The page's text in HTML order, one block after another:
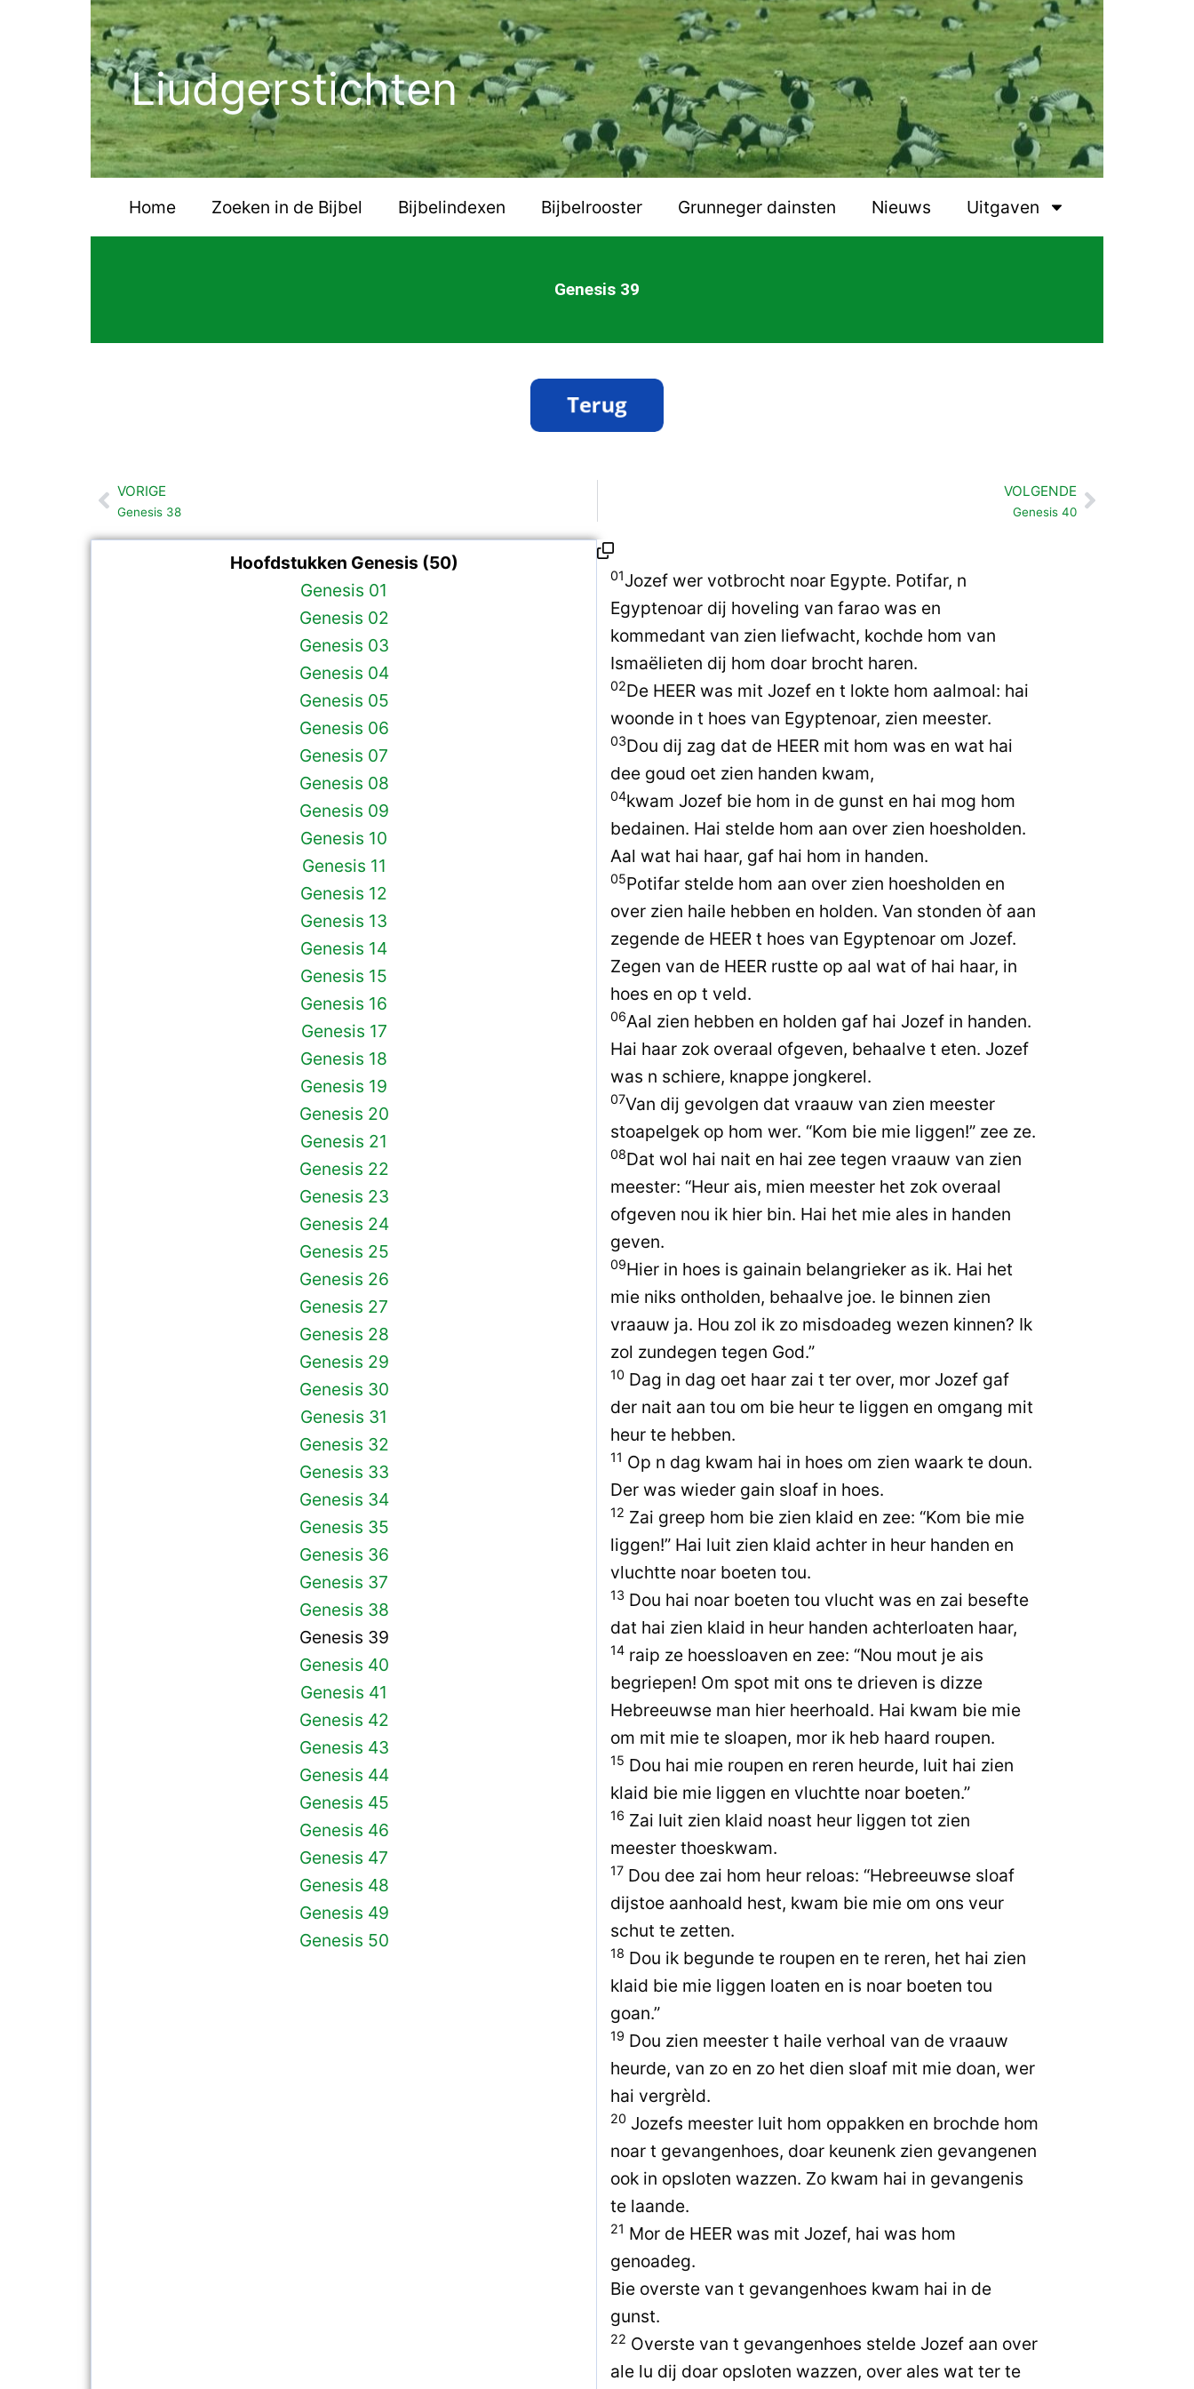
Liudgerstichten
Home Zoeken in de Bijbel Bijbelindexen Bijbelrooster Grunneger dainsten Nieuws Uitgaven
Genesis 39
Vorige
VORIGE
Genesis 38
VOLGENDE
Genesis 40Volgende
Hoofdstukken Genesis (50)
Genesis 01
Genesis 02
Genesis 03
Genesis 04
Genesis 05
Genesis 06
Genesis 07
Genesis 08
Genesis 09
Genesis 10
Genesis 11
Genesis 12
Genesis 13
Genesis 14
Genesis 15
Genesis 16
Genesis 17
Genesis 18
Genesis 19
Genesis 20
Genesis 21
Genesis 22
Genesis 23
Genesis 24
Genesis 25
Genesis 26
Genesis 27
Genesis 28
Genesis 29
Genesis 30
Genesis 31
Genesis 32
Genesis 33
Genesis 34
Genesis 35
Genesis 36
Genesis 37
Genesis 38
Genesis 39
Genesis 40
Genesis 41
Genesis 42
Genesis 43
Genesis 44
Genesis 45
Genesis 46
Genesis 47
Genesis 48
Genesis 49
Genesis 50
01Jozef wer votbrocht noar Egypte. Potifar, n
Egyptenoar dij hoveling van farao was en
kommedant van zien liefwacht, kochde hom van
Ismaëlieten dij hom doar brocht haren.
02De HEER was mit Jozef en t lokte hom aalmoal: hai
woonde in t hoes van Egyptenoar, zien meester.
03Dou dij zag dat de HEER mit hom was en wat hai
dee goud oet zien handen kwam,
04kwam Jozef bie hom in de gunst en hai mog hom
bedainen. Hai stelde hom aan over zien hoesholden.
Aal wat hai haar, gaf hai hom in handen.
05Potifar stelde hom aan over zien hoesholden en
over zien haile hebben en holden. Van stonden òf aan
zegende de HEER t hoes van Egyptenoar om Jozef.
Zegen van de HEER rustte op aal wat of hai haar, in
hoes en op t veld.
06Aal zien hebben en holden gaf hai Jozef in handen.
Hai haar zok overaal ofgeven, behaalve t eten. Jozef
was n schiere, knappe jongkerel.
07Van dij gevolgen dat vraauw van zien meester
stoapelgek op hom wer. “Kom bie mie liggen!” zee ze.
08Dat wol hai nait en hai zee tegen vraauw van zien
meester: “Heur ais, mien meester het zok overaal
ofgeven nou ik hier bin. Hai het mie ales in handen
geven.
09Hier in hoes is gainain belangrieker as ik. Hai het
mie niks ontholden, behaalve joe. Ie binnen zien
vraauw ja. Hou zol ik zo misdoadeg wezen kinnen? Ik
zol zundegen tegen God.”
10 Dag in dag oet haar zai t ter over, mor Jozef gaf
der nait aan tou om bie heur te liggen en omgang mit
heur te hebben.
11 Op n dag kwam hai in hoes om zien waark te doun.
Der was wieder gain sloaf in hoes.
12 Zai greep hom bie zien klaid en zee: “Kom bie mie
liggen!” Hai luit zien klaid achter in heur handen en
vluchtte noar boeten tou.
13 Dou hai noar boeten tou vlucht was en zai besefte
dat hai zien klaid in heur handen achterloaten haar,
14 raip ze hoessloaven en zee: “Nou mout je ais
begriepen! Om spot mit ons te drieven is dizze
Hebreeuwse man hier heerhoald. Hai kwam bie mie
om mit mie te sloapen, mor ik heb haard roupen.
15 Dou hai mie roupen en reren heurde, luit hai zien
klaid bie mie liggen en vluchtte noar boeten.”
16 Zai luit zien klaid noast heur liggen tot zien
meester thoeskwam.
17 Dou dee zai hom heur reloas: “Hebreeuwse sloaf
dijstoe aanhoald hest, kwam bie mie om ons veur
schut te zetten.
18 Dou ik begunde te roupen en te reren, het hai zien
klaid bie mie liggen loaten en is noar boeten tou
goan.”
19 Dou zien meester t haile verhoal van de vraauw
heurde, van zo en zo het dien sloaf mit mie doan, wer
hai vergrèld.
20 Jozefs meester luit hom oppakken en brochde hom
noar t gevangenhoes, doar keunenk zien gevangenen
ook in opsloten wazzen. Zo kwam hai in gevangenis
te laande.
21 Mor de HEER was mit Jozef, hai was hom
genoadeg.
Bie overste van t gevangenhoes kwam hai in de
gunst.
22 Overste van t gevangenhoes stelde Jozef aan over
ale lu dij doar opsloten wazzen, over ales wat ter te